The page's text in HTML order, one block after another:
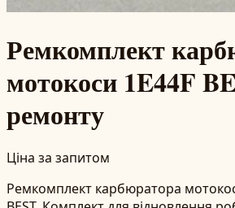
Ремкомплект
мотокоси 1E44F
ремонту
Ціна за запитом
Ремкомплект карбюратора